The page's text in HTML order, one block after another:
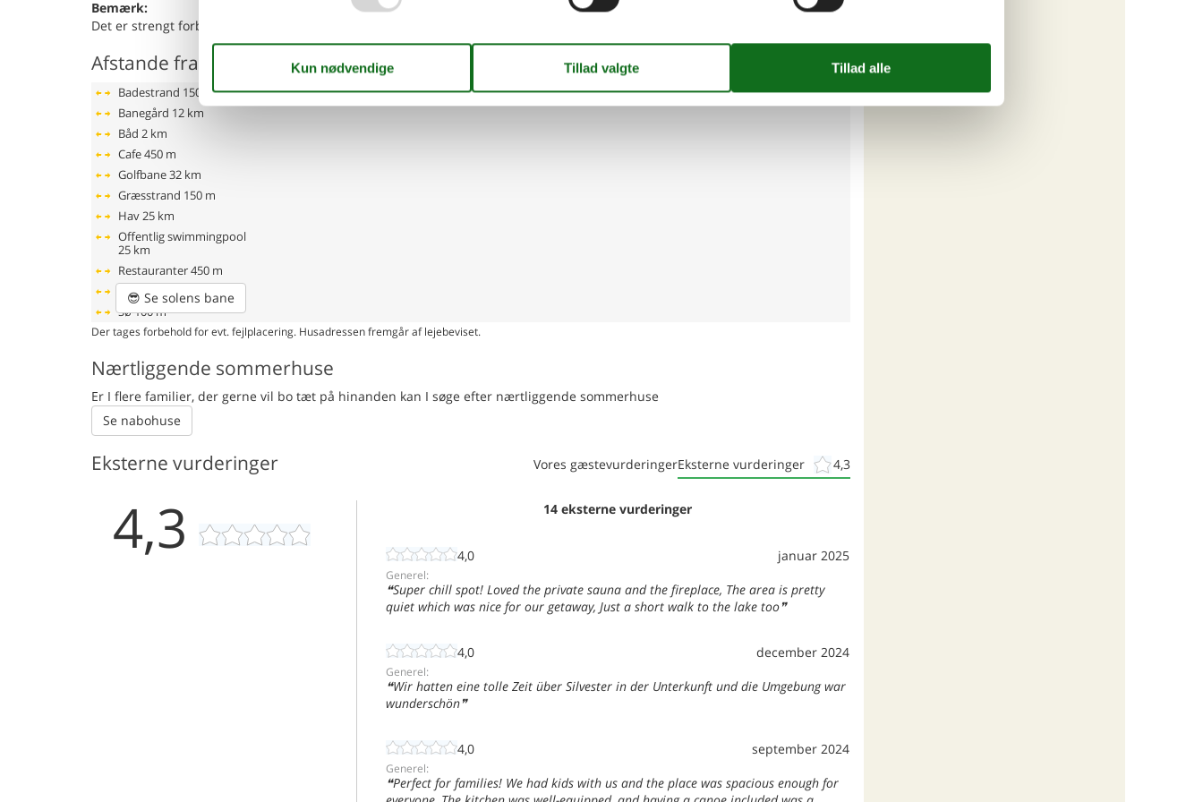
Bemærk:
Det er strengt forbudt at afholde studenterfest, polterabend eller fest med stort alkohol indtag i denne feriebolig
Afstande fra ferieboligen og placering på kort
Badestrand 150 m
Banegård 12 km
Båd 2 km
Cafe450 m
Golfbane32 km
Græsstrand 150 m
Hav25 km
Offentlig swimmingpool
25 km
Restauranter450 m
Shopping
1 km
Sø100 m
😎 Se solens bane
Der tages forbehold for evt. fejlplacering. Husadressen fremgår af lejebeviset.
Nærtliggende sommerhuse
Er I flere familier, der gerne vil bo tæt på hinanden kan I søge efter nærtliggende sommerhuse
Se nabohuse
Eksterne vurderinger Vores gæstevurderingerEksterne vurderinger 4,3
4,3 14 eksterne vurderinger
4,0 januar 2025
Generel:
Super chill spot! Loved the private sauna and the fireplace, The area is pretty
quiet which was nice for our getaway, Just a short walk to the lake too
4,0 december 2024
Generel:
Wir hatten eine tolle Zeit über Silvester in der Unterkunft und die Umgebung war
wunderschön
4,0 september 2024
Generel:
Perfect for families! We had kids with us and the place was spacious enough for